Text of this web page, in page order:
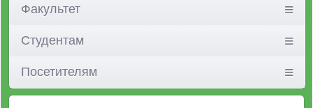
Факультет
Студентам
Посетителям